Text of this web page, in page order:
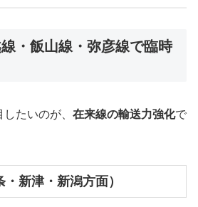
・飯山線・弥彦線で臨時
たいのが、 在来線の輸送力強化で
新津・新潟方面）